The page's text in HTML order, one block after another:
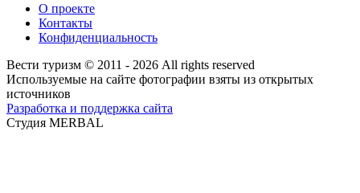
О проекте
Контакты
Конфиденциальность
Вести туризм © 2011 - 2026 All rights reserved
Используемые на сайте фотографии взяты из открытых
источников
Разработка и поддержка сайта
Студия MERBAL